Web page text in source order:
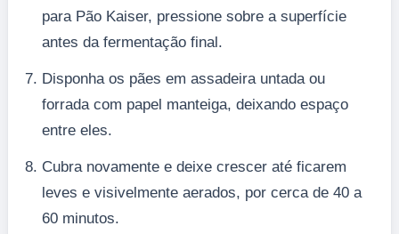
para Pão Kaiser, pressione sobre a superfície
antes da fermentação final.
Disponha os pães em assadeira untada ou
forrada com papel manteiga, deixando espaço
entre eles.
Cubra novamente e deixe crescer até ficarem
leves e visivelmente aerados, por cerca de 40 a
60 minutos.